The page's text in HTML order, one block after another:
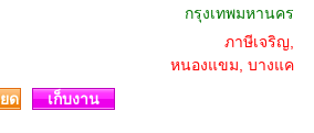
กรุงเทพมหานคร
ภาษีเจริญ,
หนองแขม, บางแค
ด เก็บงาน